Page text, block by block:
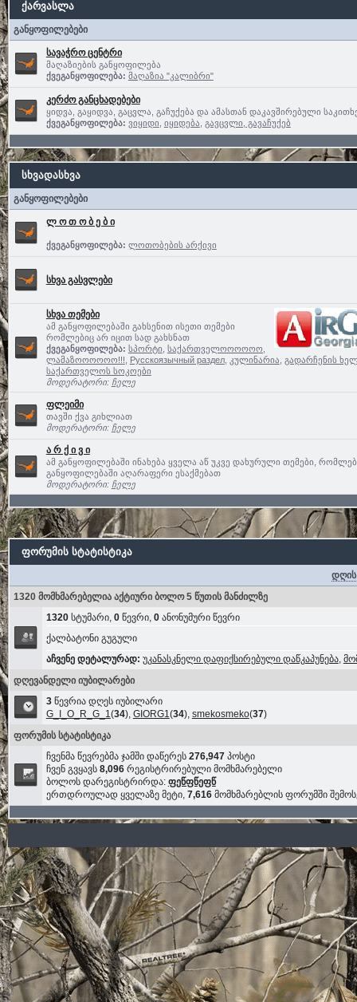
ქარვასლა
განყოფილებები
სავაჭრო ცენტრი
მაღაზიების განყოფილება
ქვეგანყოფილება: მაღაზია "კალიბრი"
კერძო განცხადებები
ყიდვა, გაყიდვა, გაცვლა, გაჩუქება და ამასთან დაკავშირებული
ქვეგანყოფილება: ვიყიდი იყიდება გავცვლი, გავაჩუქებ
სხვადასხვა
განყოფილებები
ლ ო თ ო ბ ე ბ ი
ქვეგანყოფილება: ლოთობების არქივი
სხვა გასვლები
სხვა თემები
ამ განყოფილებაში გახსენით ისეთი თემები
რომლებიც არ იცით სად გახსნათ
ქვეგანყოფილება: სპორტი საქართველოოოოოო,
ლამაზოოოოოო!!!
Русскоязычный раздел, კულინარია გადარჩენის
საქართველოს სოკოები
მოდერატორი: ჩელე
ფლეიმი
თავში ქვა გიხლიათ
მოდერატორი: ჩელე
ა რ ქ ი ვ ი
ამ განყოფილებაში ინახება ყველა აწ უკვე დახურული თემები,
განყოფილებაში აღარაფერი ესაქმებათ
მოდერატორი: ჩელე
ფორუმის სტატისტიკა
დღის
1320 მომხმარებელია აქტიური ბოლო 5 წუთის მანძილზე
1320სტუმარი, 0წევრი, 0ანონუმური წევრი
ქალბატონი გუგული
აჩვენე დეტალურად: უკანასკნელი დაფიქსირებული დაწკაპუნება,
დღევანდელი იუბილარები
3წევრია დღეს იუბილარი
G_I_O_R_G_1(34), GIORG1(34), smekosmeko(37)
ფორუმის სტატისტიკა
ჩვენმა წევრებმა ჯამში დაწერეს 276,947პოსტი
ჩვენ გვყავს 8,096რეგისტრირებული მომხმარებელი
ბოლოს დარეგისტრირდა: ფეწფწეფწ
ერთდროულად ყველაზე მეტი, 7,616მომხმარებლის ფორუმში